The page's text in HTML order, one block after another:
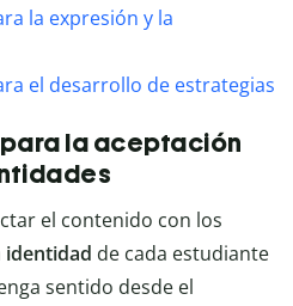
la expresión y la
el desarrollo de estrategias
la aceptación
el contenido con los
identidad de cada estudiante
sentido desde el